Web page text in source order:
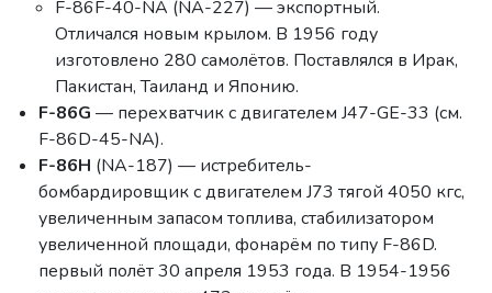
F-86F-40-NA (NA-227) — экспортный.
Отличался новым крылом. В 1956 году
изготовлено 280 самолётов. Поставлялся в Ирак,
Пакистан, Таиланд и Японию.
F-86G — перехватчик с двигателем J47-GE-33 (см.
F-86D-45-NA).
F-86H (NA-187) — истребитель-
бомбардировщик с двигателем J73 тягой 4050 кгс,
увеличенным запасом топлива, стабилизатором
увеличенной площади, фонарём по типу F-86D.
первый полёт 30 апреля 1953 года. В 1954-1956